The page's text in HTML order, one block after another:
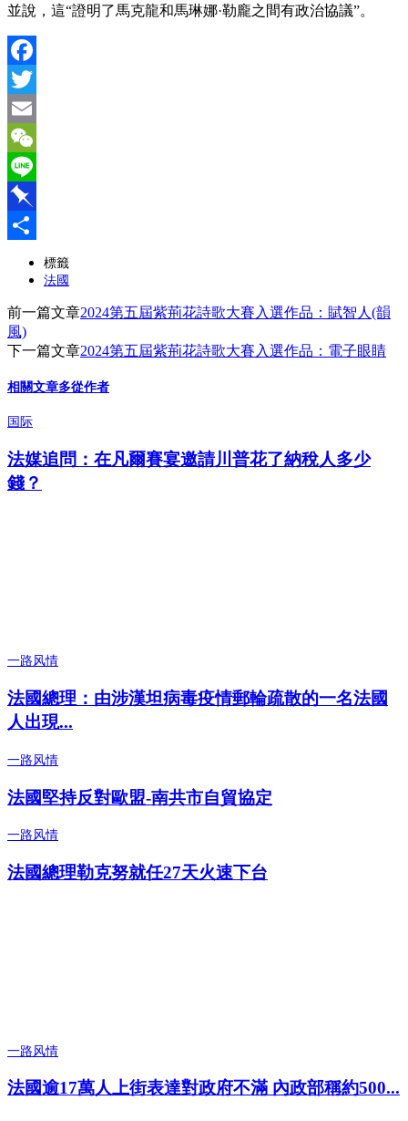
並說，這“證明了馬克龍和馬琳娜·勒龐之間有政治協議”。
Facebook
Twitter
Email
WeChat
Line
Pinboard
標籤
法國
前一篇文章2024第五屆紫荊花詩歌大賽入選作品：賦智人(韻
風)
下一篇文章2024第五屆紫荊花詩歌大賽入選作品：電子眼睛
相關文章多從作者
国际
法媒追問：在凡爾賽宴邀請川普花了納稅人多少
錢？
一路风情
法國總理：由涉漢坦病毒疫情郵輪疏散的一名法國
人出現...
一路风情
法國堅持反對歐盟-南共市自貿協定
一路风情
法國總理勒克努就任27天火速下台
一路风情
法國逾17萬人上街表達對政府不滿 內政部稱約500...